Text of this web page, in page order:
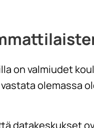
on valmiudet
olemassa
datakeskukset